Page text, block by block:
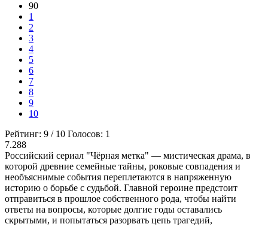
90
1
2
3
4
5
6
7
8
9
10
Рейтинг: 9 / 10 Голосов: 1
7.288
Российский сериал "Чёрная метка" — мистическая драма, в
которой древние семейные тайны, роковые совпадения и
необъяснимые события переплетаются в напряженную
историю о борьбе с судьбой. Главной героине предстоит
отправиться в прошлое собственного рода, чтобы найти
ответы на вопросы, которые долгие годы оставались
скрытыми, и попытаться разорвать цепь трагедий,